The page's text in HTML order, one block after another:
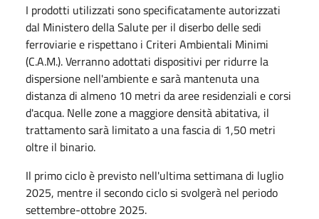
I prodotti utilizzati sono specificatamente autorizzati
dal Ministero della Salute per il diserbo delle sedi
ferroviarie e rispettano i Criteri Ambientali Minimi
(C.A.M.). Verranno adottati dispositivi per ridurre la
dispersione nell'ambiente e sarà mantenuta una
distanza di almeno 10 metri da aree residenziali e corsi
d'acqua. Nelle zone a maggiore densità abitativa, il
trattamento sarà limitato a una fascia di 1,50 metri
oltre il binario.
Il primo ciclo è previsto nell'ultima settimana di luglio
2025, mentre il secondo ciclo si svolgerà nel periodo
settembre-ottobre 2025.